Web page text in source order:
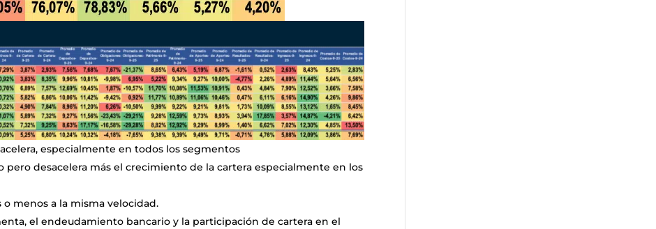
especialmente en todos los segmentos
pero desacelera más el crecimiento de la cartera especialmente en los
menos a la misma velocidad.
el endeudamiento bancario y la participación de cartera en el